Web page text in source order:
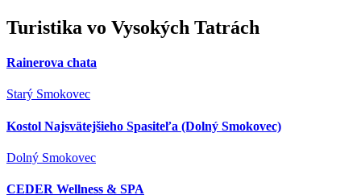
Turistika vo Vysokých Tatrách
Rainerova chata
Starý Smokovec
Kostol Najsvätejšieho Spasiteľa (Dolný Smokovec)
Dolný Smokovec
CEDER Wellness & SPA